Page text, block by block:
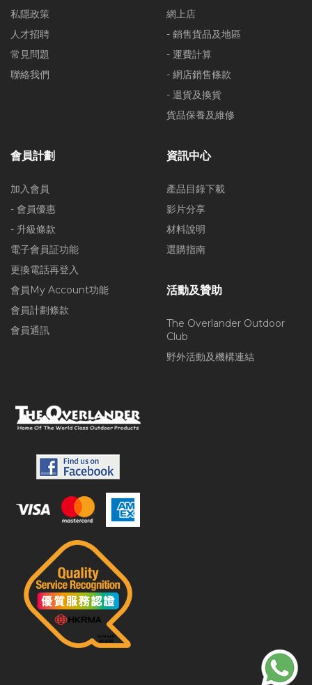
私隱政策
人才招聘
常見問題
聯絡我們
網上店
- 銷售貨品及地區
- 運費計算
- 網店銷售條款
- 退貨及換貨
貨品保養及維修
會員計劃
加入會員
- 會員優惠
- 升級條款
電子會員証功能
更換電話再登入
會員My Account功能
會員計劃條款
會員通訊
資訊中心
產品目錄下載
影片分享
材料說明
選購指南
活動及贊助
The Overlander Outdoor
Club
野外活動及機構連結